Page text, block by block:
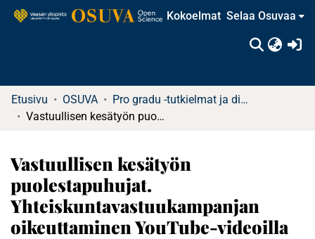
Kokoelmat Selaa Osuvaa
Etusivu OSUVA
Pro gradu -tutkielmat ja diplomityöt
Vastuullisen kesätyön puolestapuhujat. Yhteiskuntavastuukampanjan oikeuttaminen YouTube-videoilla
Vastuullisen kesätyön
puolestapuhujat.
Yhteiskuntavastuukampanjan
oikeuttaminen YouTube-videoilla